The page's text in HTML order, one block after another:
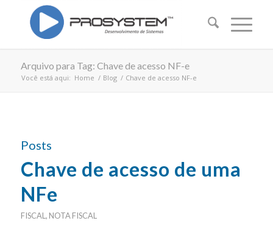
Arquivo para Tag: Chave de acesso NF-e
Você está aqui: Home / Blog / Chave de acesso NF-e
Posts
Chave de acesso de uma
NFe
FISCAL , NOTA FISCAL